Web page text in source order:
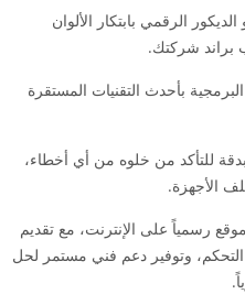
الرقمي بابتكار الألوان
براند شركتك.
البرمجية بأحدث التقنيات المستقرة
للتأكد من خلوه من أي أخطاء،
الأجهزة.
رسمياً على الإنترنت، مع تقديم
وتوفير دعم فني مستمر لحل